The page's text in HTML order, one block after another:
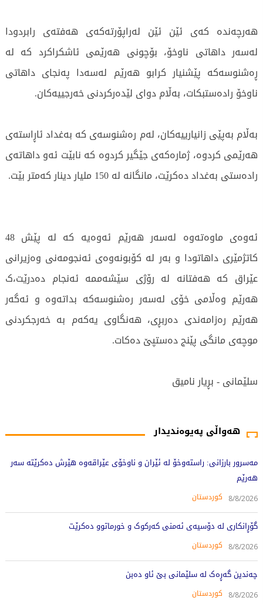
هەواڵی پەیوەندیدار
مەسرور بارزانی: راستەوخۆ لە ئێران و ناوخۆی عێراقەوە هێرش دەکرێتە سەر
هەرێم
8/8/2026 کوردستان
گۆڕانکاری لە دۆسیەی ئەمنی کەرکوک و خورماتوو دەکرێت
8/8/2026 کوردستان
چەندین گەڕەک لە سلێمانی بێ ئاو دەبن
8/8/2026 کوردستان
هەرچەندە کەی ئێن ئێن لەراپۆرتەکەی هەفتەی رابردودا
لەسەر داهاتی ناوخۆ، بۆچونی هەرێمی ئاشکراکرد کە لە
ڕەشنوسەکە پێشنیار کرابو هەرێم لەسەدا پەنجای داهاتی
ناوخۆ رادەستبکات، بەڵام دوای لێدەرکردنی خەرجییەکان.
بەڵام بەپێی زانیارییەکان، لەم رەشنوسەی کە بەغداد ئاڕاستەی
هەرێمی کردوە، ژمارەکەی جێگیر کردوە کە نابێت ئەو داهاتەی
رادەستی بەغداد دەکرێت، مانگانە لە 150 ملیار دینار کەمتر بێت.
ئەوەی ماوەتەوە لەسەر هەرێم ئەوەیە کە لە پێش 48
کاتژمێری داهاتودا و بەر لە کۆبونەوەی ئەنجومەنی وەزیرانی
عێراق کە هەفتانە لە رۆژی سێشەممە ئەنجام دەدرێت،ک
هەرێم وەڵامی خۆی لەسەر رەشنوسەکە بداتەوە و ئەگەر
هەرێم رەزامەندی دەربڕی، هەنگاوی یەکەم بە خەرجکردنی
موچەی مانگی پێنج دەستپێ دەکات.
سلێمانی - بڕیار نامیق